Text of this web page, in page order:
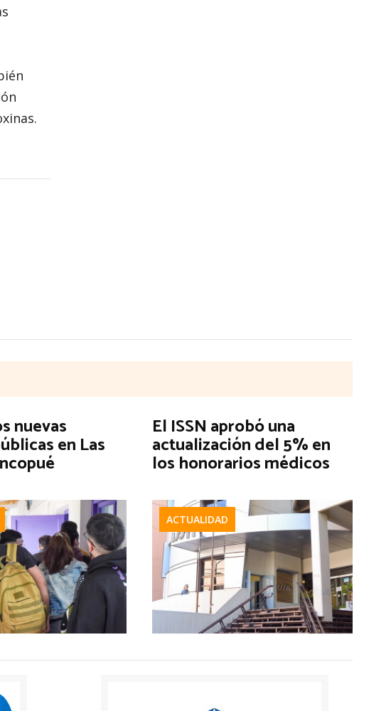
nuevas
en Las
El ISSN aprobó una
actualización del 5% en
los honorarios médicos
ACTUALIDAD